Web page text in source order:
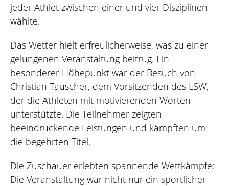
jeder Athlet zwischen einer und vier Disziplinen
wählte.
Das Wetter hielt erfreulicherweise, was zu einer
gelungenen Veranstaltung beitrug. Ein
besonderer Höhepunkt war der Besuch von
Christian Tauscher, dem Vorsitzenden des LSW,
der die Athleten mit motivierenden Worten
unterstützte. Die Teilnehmer zeigten
beeindruckende Leistungen und kämpften um
die begehrten Titel.
Die Zuschauer erlebten spannende Wettkämpfe:
Die Veranstaltung war nicht nur ein sportlicher